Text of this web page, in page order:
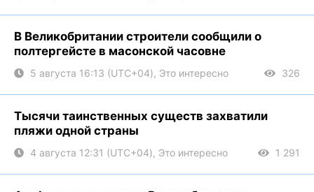
В Великобритании строители сообщили о
полтергейсте в масонской часовне
5 августа 16:13 (UTC+04), Это интересно 326
Тысячи таинственных существ захватили
пляжи одной страны
4 августа 12:31 (UTC+04), Это интересно 1 291